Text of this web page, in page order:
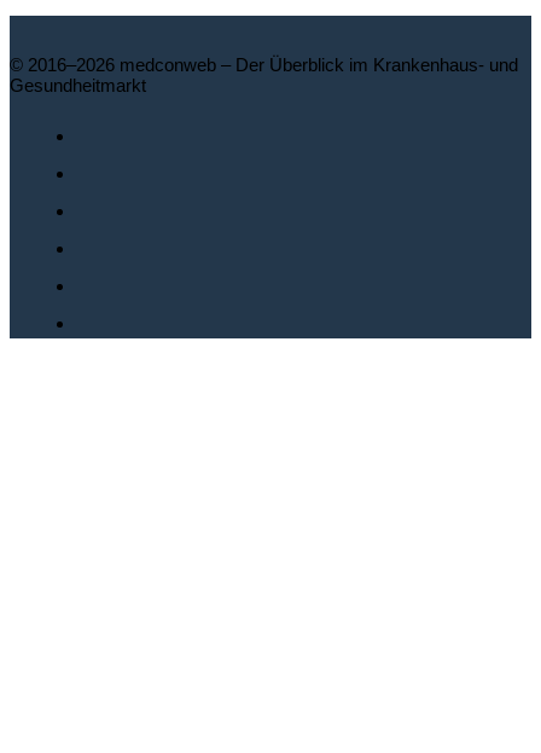
© 2016–2026 medconweb – Der Überblick im Krankenhaus- und
Gesundheitmarkt